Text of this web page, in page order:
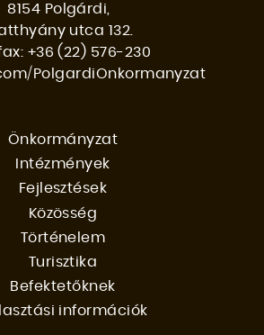
8154 Polgárdi,
utca 132.
+36 (22) 576-230
PolgardiOnkormanyzat
Önkormányzat
Intézmények
Fejlesztések
Közösség
Történelem
Turisztika
Befektetőknek
információk